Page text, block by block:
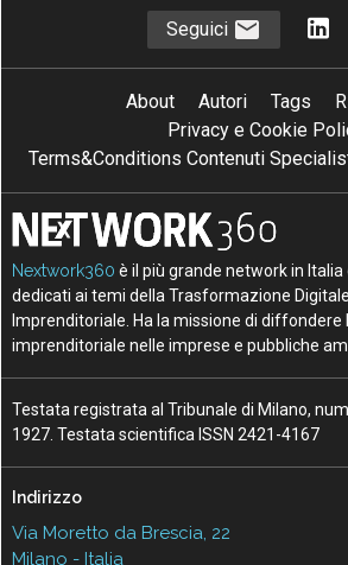
Seguici
About Autori Tags
Privacy e Cookie
Terms&Conditions Contenuti
Nextwork360 è il più grande network in
dedicati ai temi della Trasformazione
Imprenditoriale. Ha la missione di diffondere
imprenditoriale nelle imprese e pubbliche
Testata registrata al Tribunale di Milano,
1927. Testata scientifica ISSN 2421-4167
Indirizzo
Via Moretto da Brescia, 22
Milano - Italia